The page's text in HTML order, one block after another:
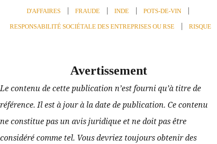
D'AFFAIRES FRAUDE INDE POTS-DE-VIN
RESPONSABILITÉ SOCIÉTALE DES ENTREPRISES OU RSE RISQUE
Avertissement
Le contenu de cette publication n’est fourni qu’à titre de
référence. Il est à jour à la date de publication. Ce contenu
ne constitue pas un avis juridique et ne doit pas être
considéré comme tel. Vous devriez toujours obtenir des